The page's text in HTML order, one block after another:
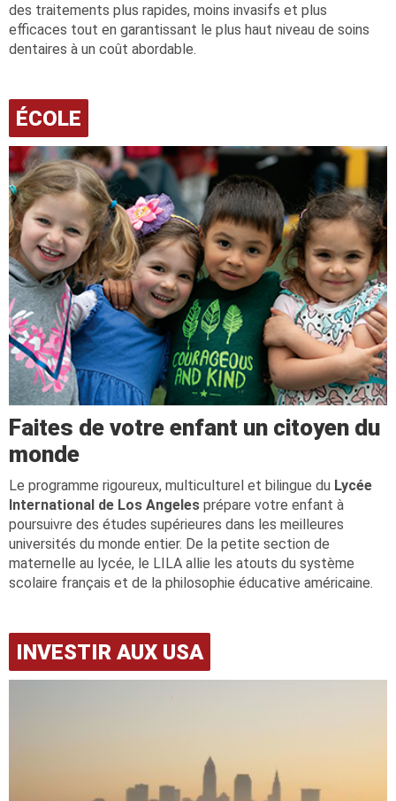
des traitements plus rapides, moins invasifs et plus
efficaces tout en garantissant le plus haut niveau de soins
dentaires à un coût abordable.
ÉCOLE
Faites de votre enfant un citoyen du
monde
Le programme rigoureux, multiculturel et bilingue du Lycée
International de Los Angeles prépare votre enfant à
poursuivre des études supérieures dans les meilleures
universités du monde entier. De la petite section de
maternelle au lycée, le LILA allie les atouts du système
scolaire français et de la philosophie éducative américaine.
INVESTIR AUX USA